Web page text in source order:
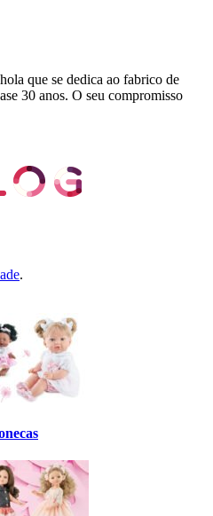
que se dedica ao fabrico de
30 anos. O seu compromisso
.